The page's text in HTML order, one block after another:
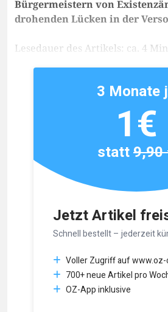
Bürgermeistern von
drohenden Lücken in der
Lesedauer des Artikels: ca. 4
Jetzt Artikel
Schnell bestellt – jederzeit
Voller Zugriff auf www.oz-
700+ neue Artikel pro
OZ-App inklusive
3 Monate
1€
statt9,90